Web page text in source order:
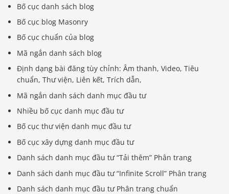
Bố cục danh sách blog
Bố cục blog Masonry
Bố cục chuẩn của blog
Mã ngắn danh sách blog
Định dạng bài đăng tùy chỉnh: Âm thanh, Video, Tiêu
chuẩn, Thư viện, Liên kết, Trích dẫn,
Mã ngắn danh sách danh mục đầu tư
Nhiều bố cục danh mục đầu tư
Bố cục thư viện danh mục đầu tư
Bố cục xây dựng danh mục đầu tư
Danh sách danh mục đầu tư “Tải thêm” Phân trang
Danh sách danh mục đầu tư “Infinite Scroll” Phân trang
Danh sách danh mục đầu tư Phân trang chuẩn